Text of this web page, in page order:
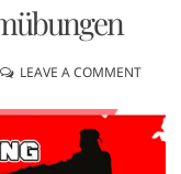
LEAVE A COMMENT